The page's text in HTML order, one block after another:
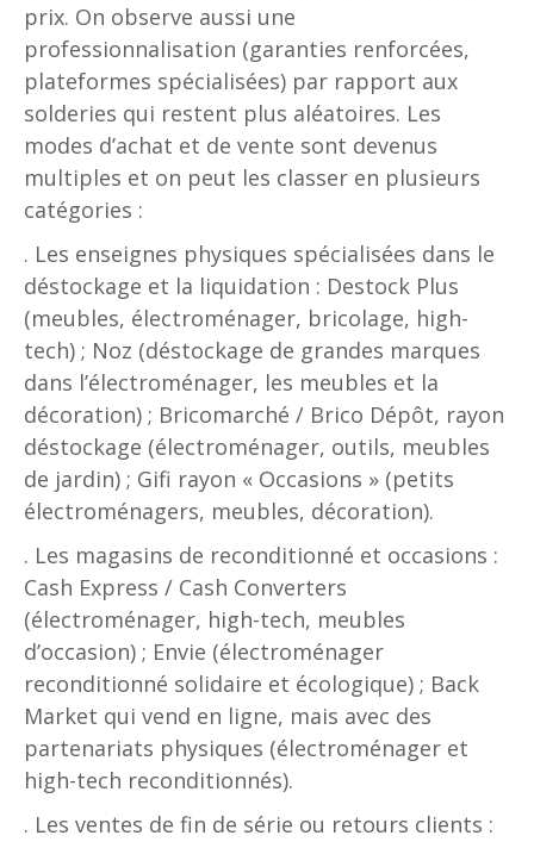
prix. On observe aussi une
professionnalisation (garanties renforcées,
plateformes spécialisées) par rapport aux
solderies qui restent plus aléatoires. Les
modes d’achat et de vente sont devenus
multiples et on peut les classer en plusieurs
catégories :
. Les enseignes physiques spécialisées dans le
déstockage et la liquidation : Destock Plus
(meubles, électroménager, bricolage, high-
tech) ; Noz (déstockage de grandes marques
dans l’électroménager, les meubles et la
décoration) ; Bricomarché / Brico Dépôt, rayon
déstockage (électroménager, outils, meubles
de jardin) ; Gifi rayon « Occasions » (petits
électroménagers, meubles, décoration).
. Les magasins de reconditionné et occasions :
Cash Express / Cash Converters
(électroménager, high-tech, meubles
d’occasion) ; Envie (électroménager
reconditionné solidaire et écologique) ; Back
Market qui vend en ligne, mais avec des
partenariats physiques (électroménager et
high-tech reconditionnés).
. Les ventes de fin de série ou retours clients :